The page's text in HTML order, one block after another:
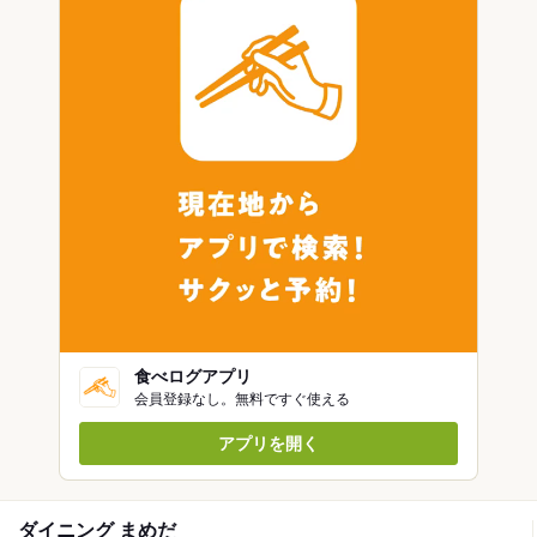
食べログアプリ
会員登録なし。無料ですぐ使える
アプリを開く
ダイニング まめだ